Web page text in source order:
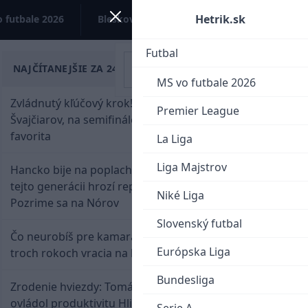
futbale 2026 Bleskovky Kontakt
Hetrik.sk
Futbal
MS vo futbale 2026
Premier League
La Liga
Liga Majstrov
Niké Liga
Slovenský futbal
Európska Liga
Bundesliga
NAJČÍTANEJŠIE ZA 24 HODÍN
Zvládnutý kľúčový krok! Osemnástka zdolala
Švajčiarov, na semifinále potrebuje pomoc
favorita
Hancko bije na poplach! Zaspali sme dobu, po
tejto generácii hrozí reprezentačné prázdno.
Pozrime sa na Nórov
Čo neurobíš pre kamaráta! Marián Hossa sa po
troch rokoch vracia na ľad
Zrodenie hviezdy: Tomáš Selič zničil Švajčiarov a
ovládol produktivitu Hlinka Gretzky Cupu